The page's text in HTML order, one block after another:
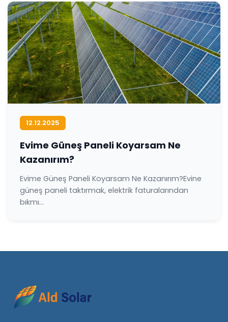
12.12.2025
Evime Güneş Paneli Koyarsam Ne
Kazanırım?
Evime Güneş Paneli Koyarsam Ne Kazanırım?Evine
güneş paneli taktırmak, elektrik faturalarından
bıkmı...